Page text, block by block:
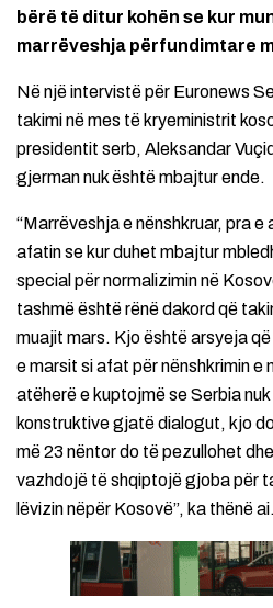
bërë të ditur kohën se kur
marrëveshja përfundimtare
Në një intervistë për Euronews
takimi në mes të kryeministrit
presidentit serb, Aleksandar
gjerman nuk është mbajtur ende.
“Marrëveshja e nënshkruar, pra
afatin se kur duhet mbajtur
special për normalizimin në
tashmë është rënë dakord që
muajit mars. Kjo është arsyeja
e marsit si afat për nënshkrimin
atëherë e kuptojmë se Serbia
konstruktive gjatë dialogut, kjo
më 23 nëntor do të pezullohet
vazhdojë të shqiptojë gjoba për
lëvizin nëpër Kosovë”, ka thënë ai.